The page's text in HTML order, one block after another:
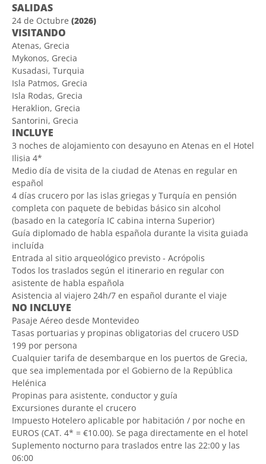
SALIDAS
24 de Octubre (2026)
VISITANDO
Atenas, Grecia
Mykonos, Grecia
Kusadasi, Turquia
Isla Patmos, Grecia
Isla Rodas, Grecia
Heraklion, Grecia
Santorini, Grecia
INCLUYE
3 noches de alojamiento con desayuno en Atenas en el Hotel
Ilisia 4*
Medio día de visita de la ciudad de Atenas en regular en
español
4 días crucero por las islas griegas y Turquía en pensión
completa con paquete de bebidas básico sin alcohol
(basado en la categoría IC cabina interna Superior)
Guía diplomado de habla española durante la visita guiada
incluída
Entrada al sitio arqueológico previsto - Acrópolis
Todos los traslados según el itinerario en regular con
asistente de habla española
Asistencia al viajero 24h/7 en español durante el viaje
NO INCLUYE
Pasaje Aéreo desde Montevideo
Tasas portuarias y propinas obligatorias del crucero USD
199 por persona
Cualquier tarifa de desembarque en los puertos de Grecia,
que sea implementada por el Gobierno de la República
Helénica
Propinas para asistente, conductor y guía
Excursiones durante el crucero
Impuesto Hotelero aplicable por habitación / por noche en
EUROS (CAT. 4* = €10.00). Se paga directamente en el hotel
Suplemento nocturno para traslados entre las 22:00 y las
06:00